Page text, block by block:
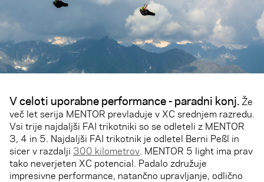
V celoti uporabne performance - paradni konj. Že
več let serija MENTOR prevladuje v XC srednjem razredu.
Vsi trije najdaljši FAI trikotniki so se odleteli z MENTOR
3, 4 in 5. Najdaljši FAI trikotnik je odletel Berni Peßl in
sicer v razdalji 300 kilometrov . MENTOR 5 light ima prav
tako neverjeten XC potencial. Padalo združuje
impresivne performance, natančno upravljanje, odlično